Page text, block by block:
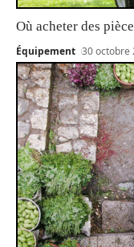
Où acheter des
Équipement 30 octobre